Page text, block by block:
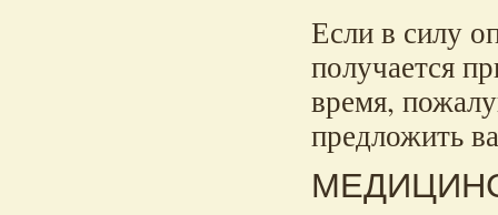
Если в силу
получается
время,
предложить